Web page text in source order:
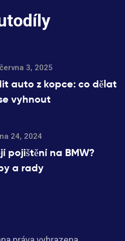
června 3, 2025
auto z kopce: co dělat
vyhnout
24, 2024
pojištění na BMW?
a rady